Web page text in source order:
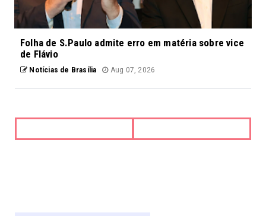
Folha de S.Paulo admite erro em matéria sobre vice
de Flávio
Notícias de Brasília Aug 07, 2026